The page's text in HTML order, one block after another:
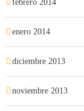
febrero 2014
enero 2014
diciembre 2013
noviembre 2013